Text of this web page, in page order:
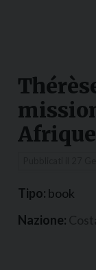
Afrique
Tipo: book
Nazione: